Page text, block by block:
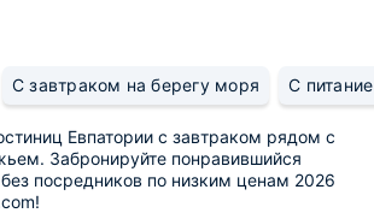
С завтраком на берегу моря С
Евпатории с завтраком рядом с
Забронируйте понравившийся
посредников по низким ценам 2026